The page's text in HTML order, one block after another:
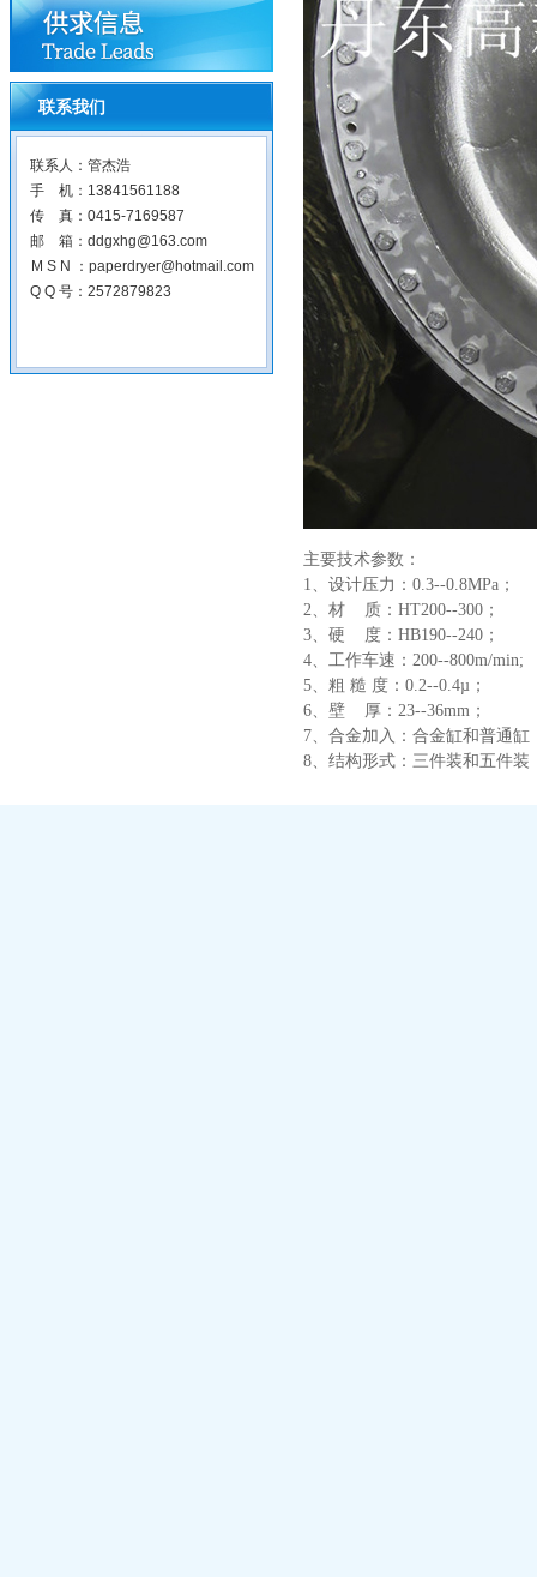
联系我们
联系人：管杰浩
手 机：13841561188
传 真：0415-7169587
邮 箱：ddgxhg@163.com
M S N ：paperdryer@hotmail.com
Q Q 号：2572879823
主要技术参数：
1、设计压力：0.3--0.8MPa；
2、材 质：HT200--300；
3、硬 度：HB190--240；
4、工作车速：200--800m/min;
5、粗 糙 度：0.2--0.4µ；
6、壁 厚：23--36mm；
7、合金加入：合金缸和普通缸
8、结构形式：三件装和五件装